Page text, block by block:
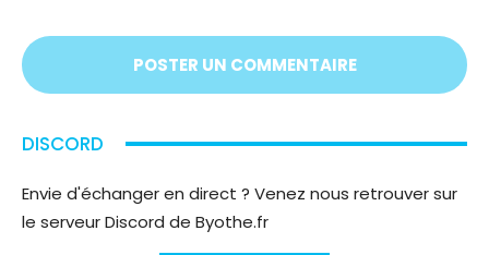
;)
DISCORD
Envie d'échanger en direct ? Venez nous retrouver sur
le serveur Discord de Byothe.fr